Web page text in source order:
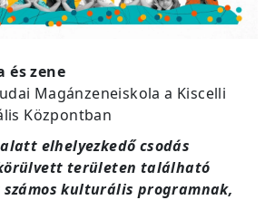
és zene
Magánzeneiskola a Kiscelli
Központban
elhelyezkedő csodás
területen található
kulturális programnak,